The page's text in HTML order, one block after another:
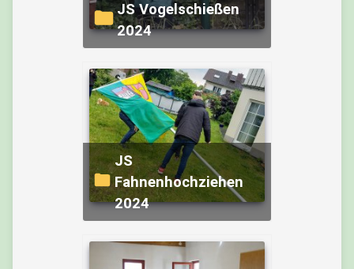
JS Vogelschießen
2024
JS
Fahnenhochziehen
2024